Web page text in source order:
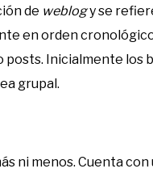
de weblogy se
en orden
Inicialmente los
grupal.
ni menos. Cuenta